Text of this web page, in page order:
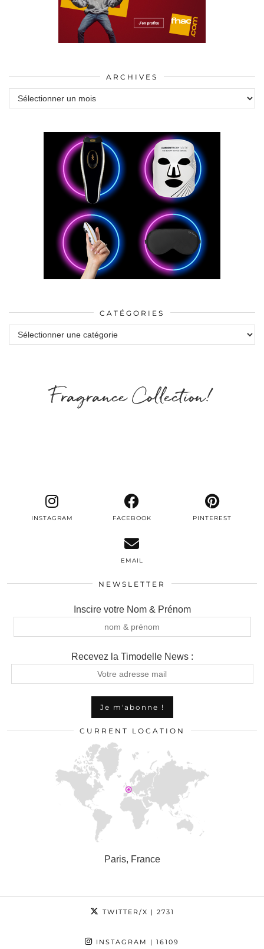
ARCHIVES
Archives
CATÉGORIES
Catégories
Fragrance Collection!
INSTAGRAM FACEBOOK PINTEREST
EMAIL
NEWSLETTER
Inscire votre Nom & Prénom
Recevez la Timodelle News :
CURRENT LOCATION
Paris, France
TWITTER/X | 2731
INSTAGRAM | 16109